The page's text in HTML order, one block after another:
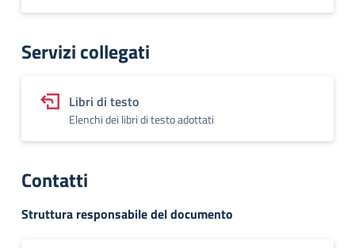
Servizi collegati
Libri di testo
Elenchi dei libri di testo adottati
Contatti
Struttura responsabile del documento